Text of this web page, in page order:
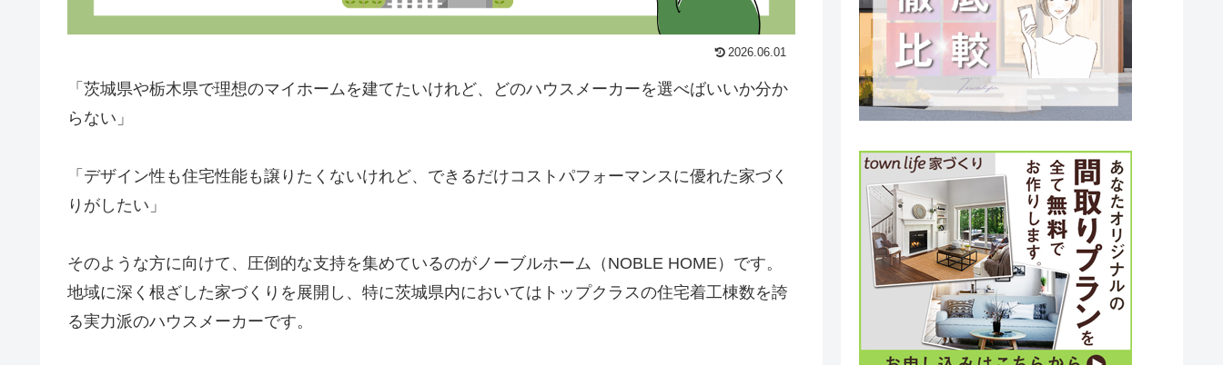
2026.06.01
「茨城県や栃木県で理想のマイホームを建てたいけれど、どのハウスメーカーを選べばいいか分か
らない」
「デザイン性も住宅性能も譲りたくないけれど、できるだけコストパフォーマンスに優れた家づく
りがしたい」
そのような方に向けて、圧倒的な支持を集めているのがノーブルホーム（NOBLE HOME）です。
地域に深く根ざした家づくりを展開し、特に茨城県内においてはトップクラスの住宅着工棟数を誇
る実力派のハウスメーカーです。